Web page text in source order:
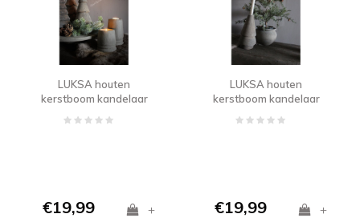
LUKSA houten
kerstboom kandelaar
€19,99 +
LUKSA houten
kerstboom kandelaar
€19,99 +